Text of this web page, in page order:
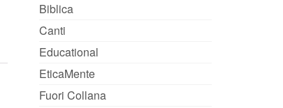
Biblica
Canti
Educational
EticaMente
Fuori Collana